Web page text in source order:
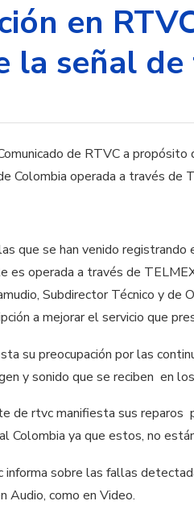
en
la señal
de RTVC a
Colombia operada a través de
que se han venido
es operada a través de
Subdirector Técnico y de
a mejorar el servicio que
su preocupación por las
y sonido que se reciben en
de rtvc manifiesta sus
Colombia ya que estos, no
informa sobre las fallas
Audio, como en Video.